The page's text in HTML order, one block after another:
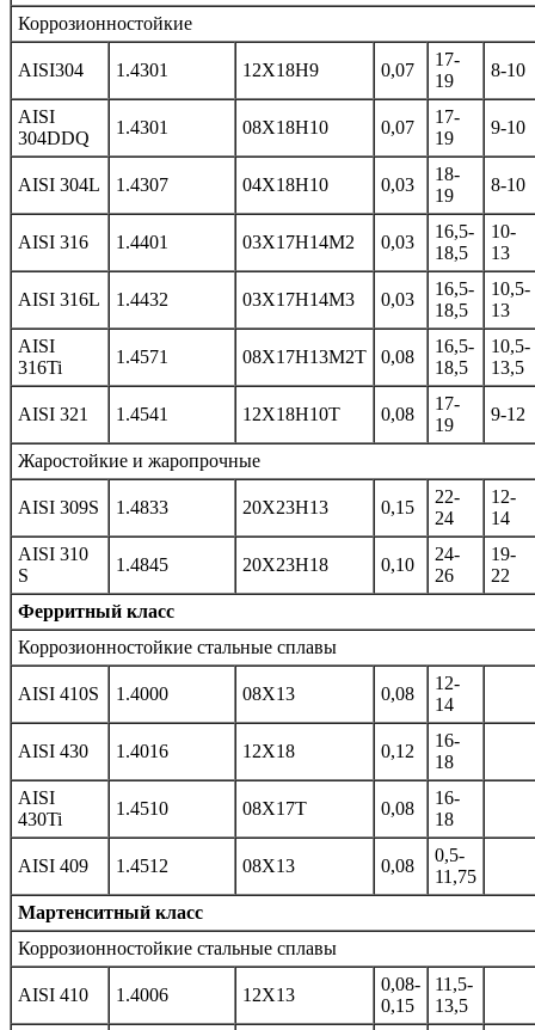
Коррозионностойкие
AISI304 1.4301 12Х18Н9 0,07
17-
19
8-10
AISI
304DDQ
1.4301 08Х18Н10 0,07
17-
19
9-10
AISI 304L 1.4307 04Х18Н10 0,03
18-
19
8-10
AISI 316 1.4401 03Х17Н14М2 0,03
16,5-
18,5
10-
13
AISI 316L 1.4432 03Х17Н14М3 0,03
16,5-
18,5
10,5-
13
AISI
316Ti
1.4571 08Х17Н13М2Т 0,08
16,5-
18,5
10,5-
13,5
AISI 321 1.4541 12Х18Н10Т 0,08
17-
19
9-12
Жаростойкие и жаропрочные
AISI 309S 1.4833 20Х23Н13 0,15
22-
24
12-
14
AISI 310
S
1.4845 20Х23Н18 0,10
24-
26
19-
22
Ферритный класс
Коррозионностойкие стальные сплавы
AISI 410S 1.4000 08Х13 0,08
12-
14
AISI 430 1.4016 12Х18 0,12
16-
18
AISI
430Ti
1.4510 08Х17Т 0,08
16-
18
AISI 409 1.4512 08Х13 0,08
0,5-
11,75
Мартенситный класс
Коррозионностойкие стальные сплавы
AISI 410 1.4006 12Х13
0,08-
0,15
11,5-
13,5